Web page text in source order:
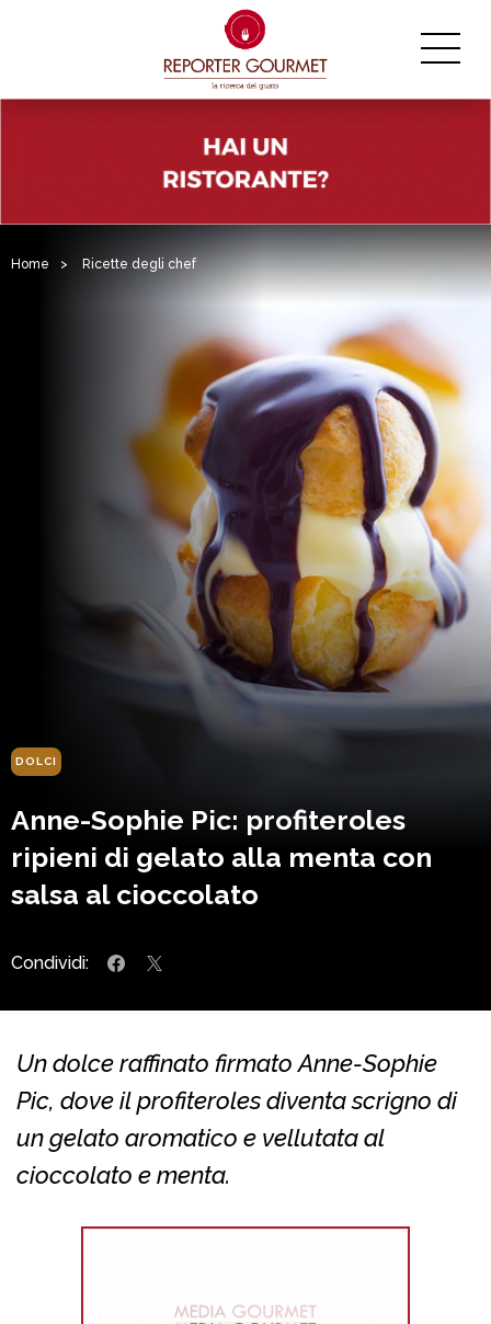
Home > Ricette degli chef
DOLCI
Anne-Sophie Pic: profiteroles
ripieni di gelato alla menta con
salsa al cioccolato
Condividi:
Un dolce raffinato firmato Anne-Sophie
Pic, dove il profiteroles diventa scrigno di
un gelato aromatico e vellutata al
cioccolato e menta.